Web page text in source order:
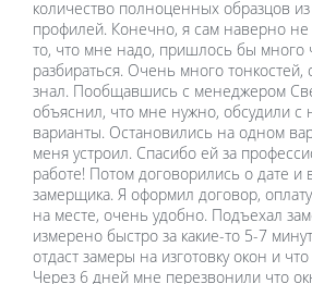
количество полноценных образцов
профилей. Конечно, я сам наверно
то, что мне надо, пришлось бы много
разбираться. Очень много тонкостей,
знал. Пообщавшись с менеджером
объяснил, что мне нужно, обсудили с
варианты. Остановились на одном
меня устроил. Спасибо ей за
работе! Потом договорились о дате и
замерщика. Я оформил договор,
на месте, очень удобно. Подъехал
измерено быстро за какие-то 5-7
отдаст замеры на изготовку окон и
Через 6 дней мне перезвонили что